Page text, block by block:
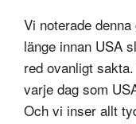
Vi noterade
länge innan USA
red ovanligt
varje dag som
Och vi inser allt